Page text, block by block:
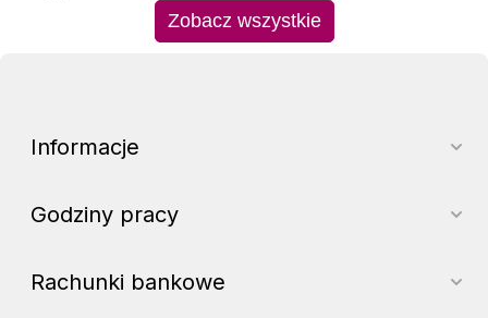
Zobacz wszystkie
Informacje
Godziny pracy
Rachunki bankowe